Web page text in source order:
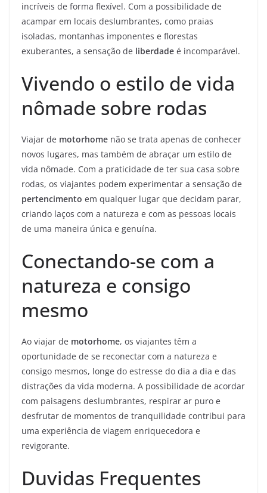
incríveis de forma flexível. Com a possibilidade de
acampar em locais deslumbrantes, como praias
isoladas, montanhas imponentes e florestas
exuberantes, a sensação de liberdade é incomparável.
Vivendo o estilo de vida
nômade sobre rodas
Viajar de motorhome não se trata apenas de conhecer
novos lugares, mas também de abraçar um estilo de
vida nômade. Com a praticidade de ter sua casa sobre
rodas, os viajantes podem experimentar a sensação de
pertencimento em qualquer lugar que decidam parar,
criando laços com a natureza e com as pessoas locais
de uma maneira única e genuína.
Conectando-se com a
natureza e consigo
mesmo
Ao viajar de motorhome, os viajantes têm a
oportunidade de se reconectar com a natureza e
consigo mesmos, longe do estresse do dia a dia e das
distrações da vida moderna. A possibilidade de acordar
com paisagens deslumbrantes, respirar ar puro e
desfrutar de momentos de tranquilidade contribui para
uma experiência de viagem enriquecedora e
revigorante.
Duvidas Frequentes